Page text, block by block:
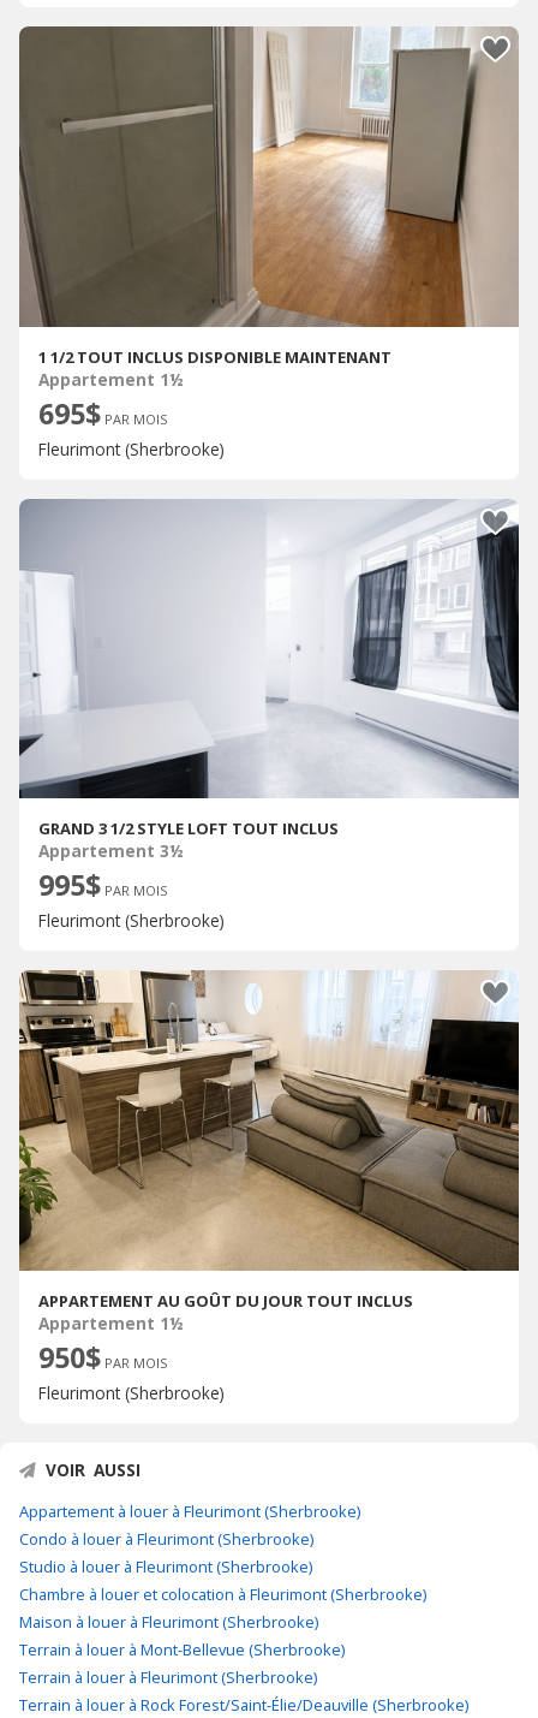
1 1/2 TOUT INCLUS DISPONIBLE MAINTENANT
Appartement 1½
695$ PAR MOIS
Fleurimont (Sherbrooke)
GRAND 3 1/2 STYLE LOFT TOUT INCLUS
Appartement 3½
995$ PAR MOIS
Fleurimont (Sherbrooke)
APPARTEMENT AU GOÛT DU JOUR TOUT INCLUS
Appartement 1½
950$ PAR MOIS
Fleurimont (Sherbrooke)
VOIR AUSSI
Appartement à louer à Fleurimont (Sherbrooke)
Condo à louer à Fleurimont (Sherbrooke)
Studio à louer à Fleurimont (Sherbrooke)
Chambre à louer et colocation à Fleurimont (Sherbrooke)
Maison à louer à Fleurimont (Sherbrooke)
Terrain à louer à Mont-Bellevue (Sherbrooke)
Terrain à louer à Fleurimont (Sherbrooke)
Terrain à louer à Rock Forest/Saint-Élie/Deauville (Sherbrooke)